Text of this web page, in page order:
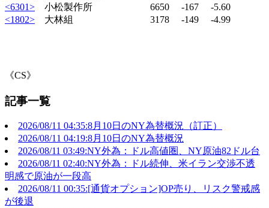
<6301> 小松製作所 6650 -167 -5.60
<1802> 大林組 3178 -149 -4.99
《CS》
記事一覧
2026/08/11 04:35:8月10日のNY為替概況（訂正）
2026/08/11 04:19:8月10日のNY為替概況
2026/08/11 03:49:NY外為：ドル高値圏、NY原油82ドル台
2026/08/11 02:40:NY外為：ドル続伸、米イラン交渉不透
明感で原油が一段高
2026/08/11 00:35:[通貨オプション]OP売り、リスク警戒感
が後退